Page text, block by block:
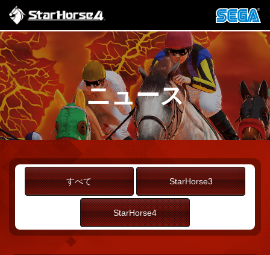
ニュース
すべて StarHorse3
StarHorse4